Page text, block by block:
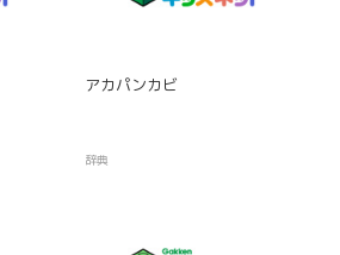
アカパンカビ
辞典